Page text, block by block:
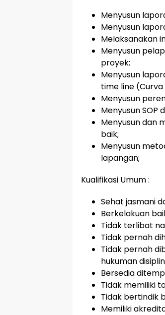
Menyusun
Menyusun
Melaksanakan
Menyusun
proyek;
Menyusun
time line (Curva
Menyusun
Menyusun SOP
Menyusun dan
baik;
Menyusun
lapangan;
Kualifikasi Umum :
Sehat jasmani
Berkelakuan
Tidak terlibat
Tidak pernah
Tidak pernah
hukuman
Bersedia
Tidak memiliki
Tidak bertindik
Memiliki